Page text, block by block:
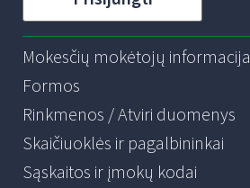
Mokesčių mokėtojų informacija
Formos
Rinkmenos / Atviri duomenys
Skaičiuoklės ir pagalbininkai
Sąskaitos ir įmokų kodai